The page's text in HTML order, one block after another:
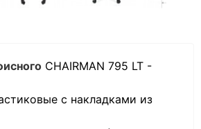
CHAIRMAN 795 LT -
с накладками из